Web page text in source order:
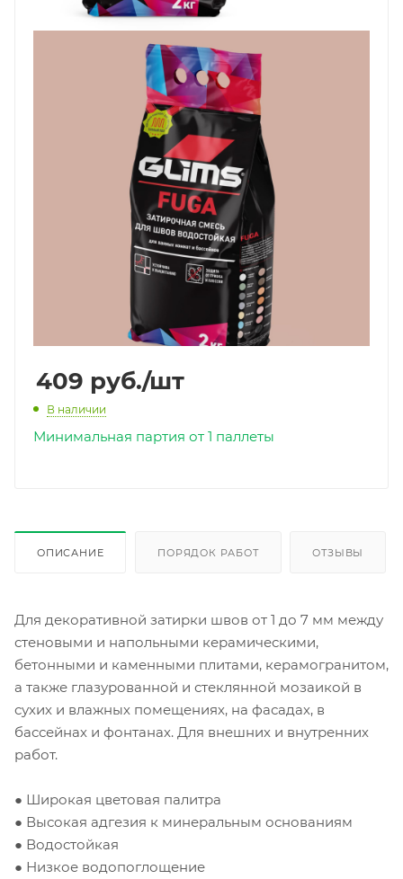
409 руб./шт
В наличии
Минимальная партия от 1 паллеты
ОПИСАНИЕ ПОРЯДОК РАБОТ ОТЗЫВЫ
Для декоративной затирки швов от 1 до 7 мм между
стеновыми и напольными керамическими,
бетонными и каменными плитами, керамогранитом,
а также глазурованной и стеклянной мозаикой в
сухих и влажных помещениях, на фасадах, в
бассейнах и фонтанах. Для внешних и внутренних
работ.
● Широкая цветовая палитра
● Высокая адгезия к минеральным основаниям
● Водостойкая
● Низкое водопоглощение